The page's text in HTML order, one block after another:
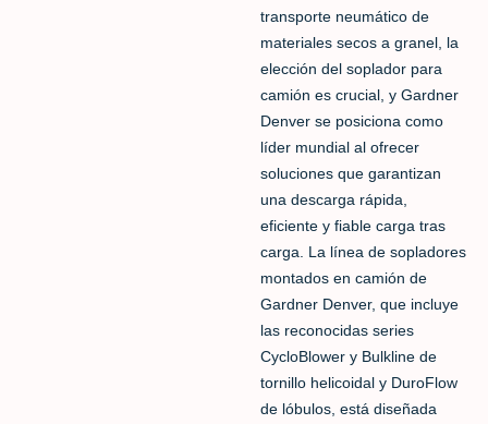
transporte neumático de
materiales secos a granel, la
elección del soplador para
camión es crucial, y Gardner
Denver se posiciona como
líder mundial al ofrecer
soluciones que garantizan
una descarga rápida,
eficiente y fiable carga tras
carga. La línea de sopladores
montados en camión de
Gardner Denver, que incluye
las reconocidas series
CycloBlower y Bulkline de
tornillo helicoidal y DuroFlow
de lóbulos, está diseñada